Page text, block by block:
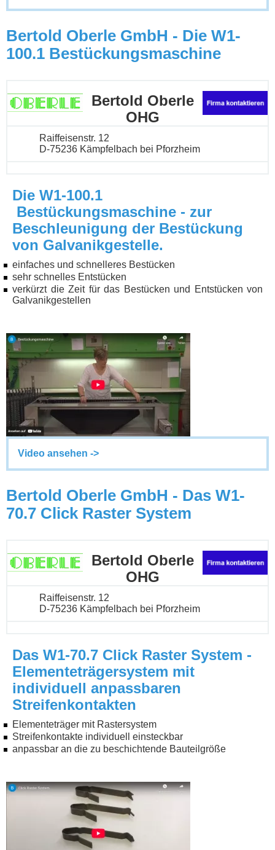
Bertold Oberle GmbH - Die W1-
100.1 Bestückungsmaschine
Bertold Oberle
OHG
Raiffeisenstr. 12
D-75236 Kämpfelbach bei Pforzheim
Die W1-100.1
Bestückungsmaschine - zur
Beschleunigung der Bestückung
von Galvanikgestelle.
einfaches und schnelleres Bestücken
sehr schnelles Entstücken
verkürzt die Zeit für das Bestücken und Entstücken von
Galvanikgestellen
Video ansehen ->
Bertold Oberle GmbH - Das W1-
70.7 Click Raster System
Bertold Oberle
OHG
Raiffeisenstr. 12
D-75236 Kämpfelbach bei Pforzheim
Das W1-70.7 Click Raster System -
Elementeträgersystem mit
individuell anpassbaren
Streifenkontakten
Elementeträger mit Rastersystem
Streifenkontakte individuell einsteckbar
anpassbar an die zu beschichtende Bauteilgröße